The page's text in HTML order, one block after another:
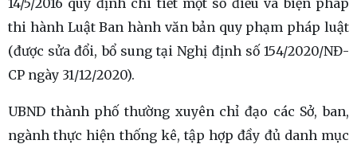
14/5/2016 quy định chi tiết một số điều và biện pháp
thi hành Luật Ban hành văn bản quy phạm pháp luật
(được sửa đổi, bổ sung tại Nghị định số 154/2020/NĐ-
CP ngày 31/12/2020).
UBND thành phố thường xuyên chỉ đạo các Sở, ban,
ngành thực hiện thống kê, tập hợp đầy đủ danh mục